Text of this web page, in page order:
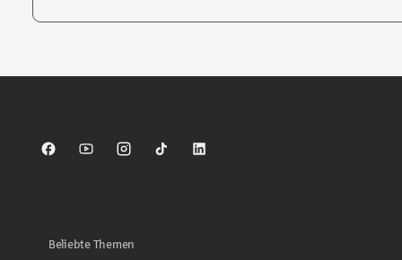
Sparkasse auf Facebook
Sparkasse auf Youtube
Sparkasse auf Instagram
Sparkasse auf TikTok
Sparkasse auf LinkedIn
Beliebte Themen